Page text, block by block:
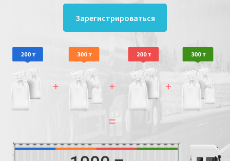
Зарегистрироваться